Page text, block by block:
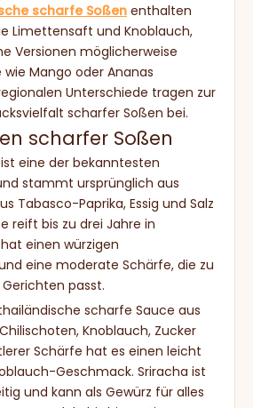
scharfe Soßen enthalten
Limettensaft und Knoblauch,
Versionen möglicherweise
Mango oder Ananas
Unterschiede tragen zur
scharfer Soßen bei.
scharfer Soßen
eine der bekanntesten
stammt ursprünglich aus
Tabasco-Paprika, Essig und Salz
reift bis zu drei Jahre in
einen würzigen
eine moderate Schärfe, die zu
passt.
scharfe Sauce aus
Knoblauch, Zucker
Schärfe hat es einen leicht
Geschmack. Sriracha ist
und kann als Gewürz für alles